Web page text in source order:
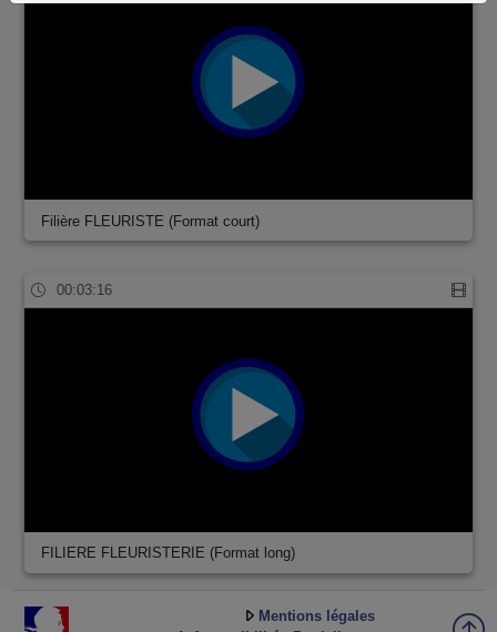
Filière FLEURISTE (Format court)
00:03:16
FILIERE FLEURISTERIE (Format long)
Mentions légales